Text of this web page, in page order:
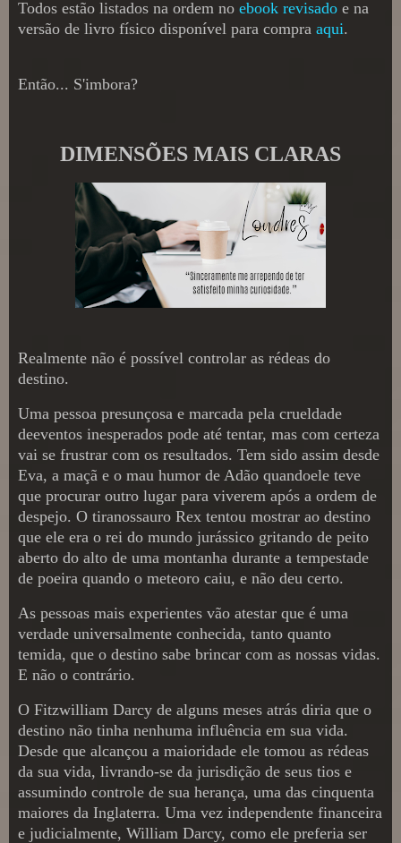
Todos estão listados na ordem no ebook revisado e na
versão de livro físico disponível para compra aqui.
Então... S'imbora?
DIMENSÕES MAIS CLARAS
Realmente não é possível controlar as rédeas do
destino.
Uma pessoa presunçosa e marcada pela crueldade
deeventos inesperados pode até tentar, mas com certeza
vai se frustrar com os resultados. Tem sido assim desde
Eva, a maçã e o mau humor de Adão quandoele teve
que procurar outro lugar para viverem após a ordem de
despejo. O tiranossauro Rex tentou mostrar ao destino
que ele era o rei do mundo jurássico gritando de peito
aberto do alto de uma montanha durante a tempestade
de poeira quando o meteoro caiu, e não deu certo.
As pessoas mais experientes vão atestar que é uma
verdade universalmente conhecida, tanto quanto
temida, que o destino sabe brincar com as nossas vidas.
E não o contrário.
O Fitzwilliam Darcy de alguns meses atrás diria que o
destino não tinha nenhuma influência em sua vida.
Desde que alcançou a maioridade ele tomou as rédeas
da sua vida, livrando-se da jurisdição de seus tios e
assumindo controle de sua herança, uma das cinquenta
maiores da Inglaterra. Uma vez independente financeira
e judicialmente, William Darcy, como ele preferia ser